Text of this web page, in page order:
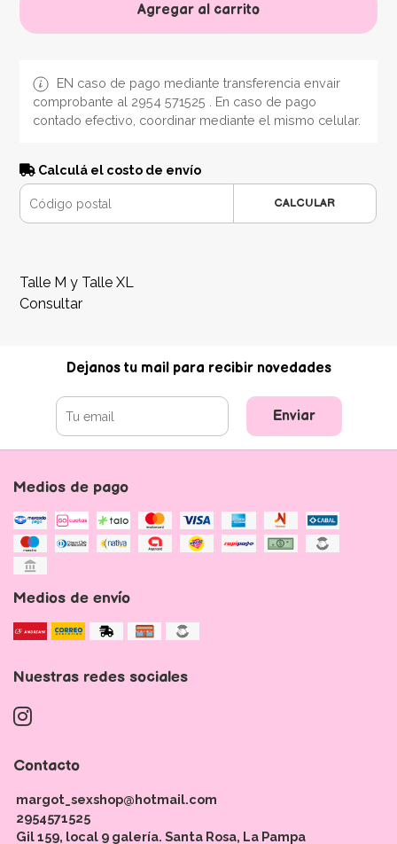
Agregar al carrito
EN caso de pago mediante transferencia envair
comprobante al 2954 571525 . En caso de pago
contado efectivo, coordinar mediante el mismo celular.
Calculá el costo de envío
CALCULAR
Talle M y Talle XL
Consultar
Dejanos tu mail para recibir novedades
Enviar
Medios de pago
Medios de envío
Nuestras redes sociales
Contacto
margot_sexshop@hotmail.com
2954571525
Gil 159, local 9 galería. Santa Rosa, La Pampa